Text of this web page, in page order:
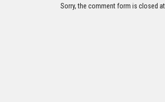
Sorry, the comment form is closed